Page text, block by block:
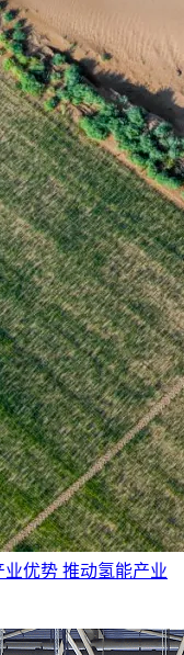
优势 推动氢能产业